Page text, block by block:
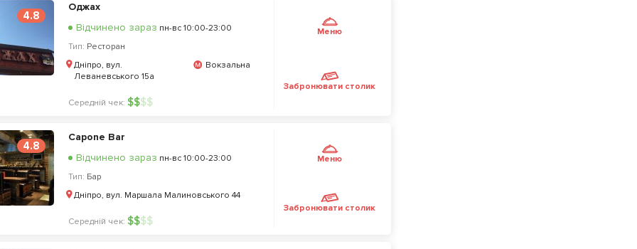
4.8
Оджах
Відчинено зараз пн-вс 10:00-23:00
Тип: Ресторан
Дніпро, вул.
Леваневського 15а
Вокзальна
Середній чек: $$$$
Меню
Забронювати столик
4.8
Capone Bar
Відчинено зараз пн-вс 10:00-23:00
Тип: Бар
Дніпро, вул. Маршала Малиновського 44
Середній чек: $$$$
Меню
Забронювати столик